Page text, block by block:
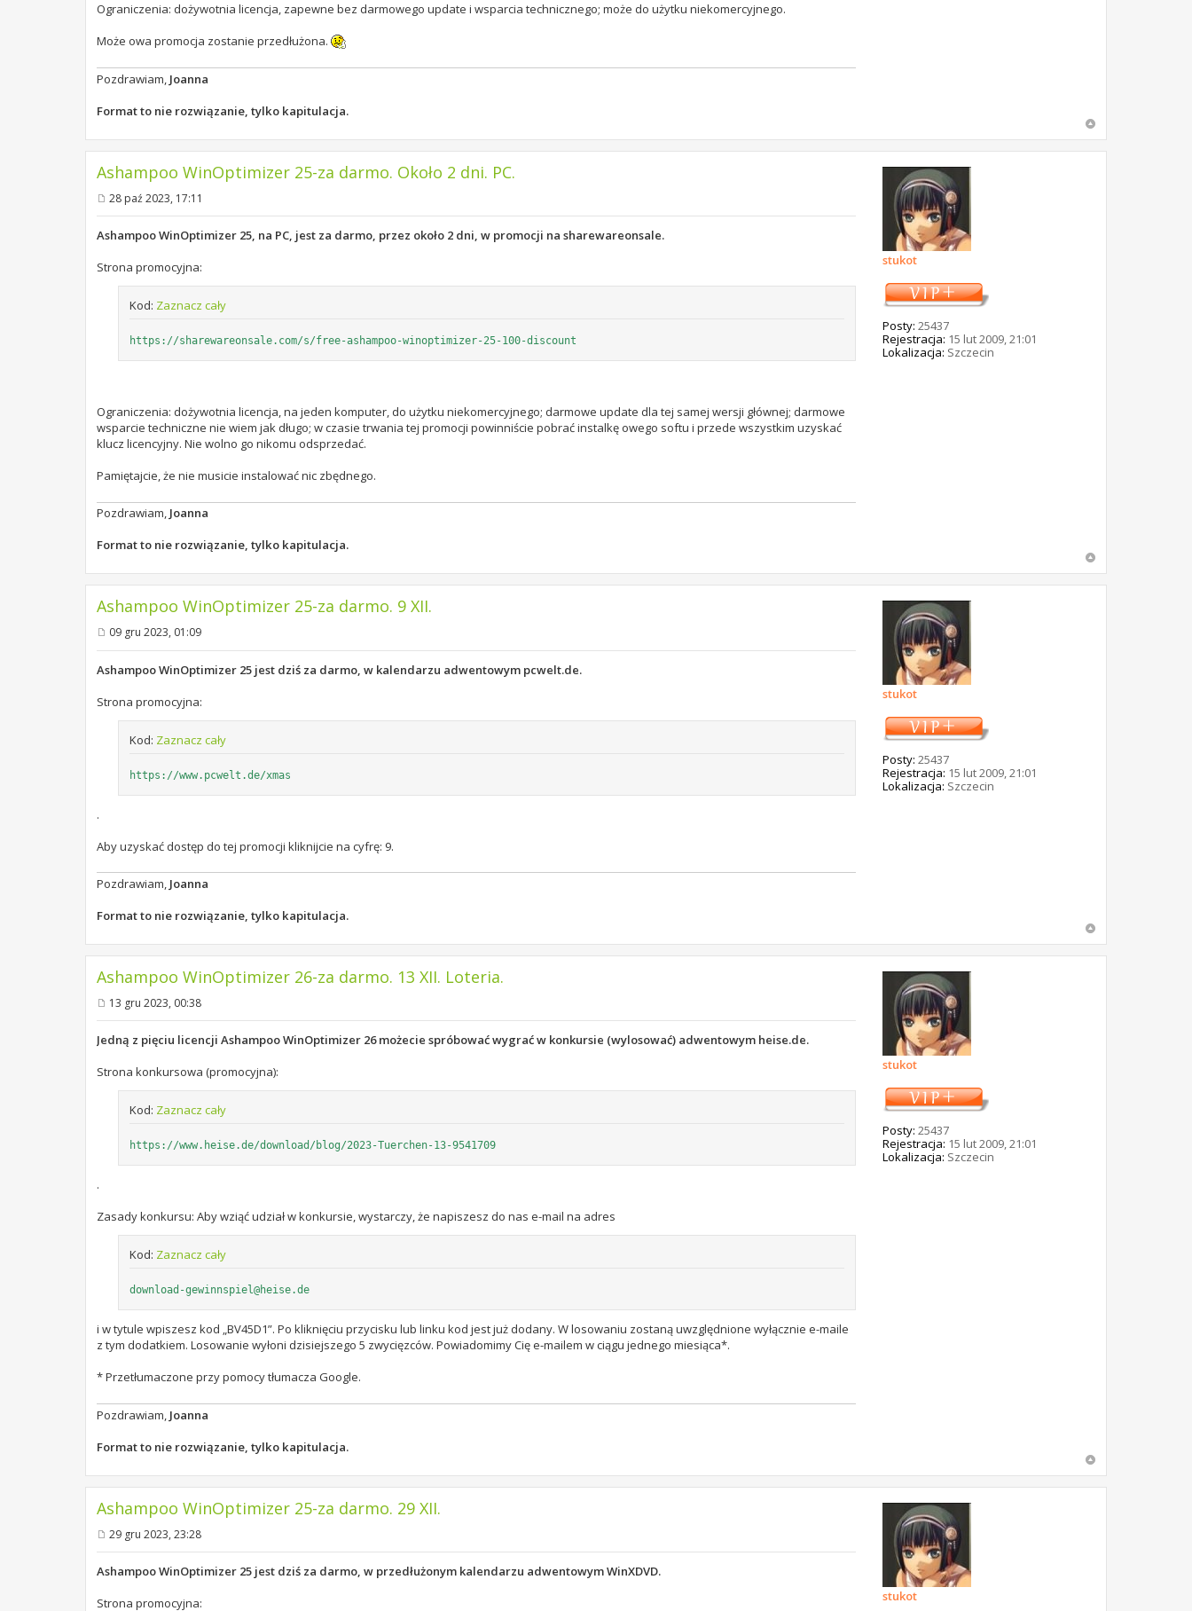
Ograniczenia: dożywotnia licencja, zapewne bez darmowego update i wsparcia technicznego; może do użytku niekomercyjnego.
Może owa promocja zostanie przedłużona.
Pozdrawiam, Joanna
Format to nie rozwiązanie, tylko kapitulacja.
stukot
Posty: 25437
Rejestracja: 15 lut 2009, 21:01
Lokalizacja: Szczecin
Ashampoo WinOptimizer 25-za darmo. Około 2 dni. PC.
o
s
28 paź 2023, 17:11
Ashampoo WinOptimizer 25, na PC, jest za darmo, przez około 2 dni, w promocji na sharewareonsale.
Strona promocyjna:
Kod: Zaznacz cały
https://sharewareonsale.com/s/free-ashampoo-winoptimizer-25-100-discount
Ograniczenia: dożywotnia licencja, na jeden komputer, do użytku niekomercyjnego; darmowe update dla tej samej wersji głównej; darmowe
wsparcie techniczne nie wiem jak długo; w czasie trwania tej promocji powinniście pobrać instalkę owego softu i przede wszystkim uzyskać
klucz licencyjny. Nie wolno go nikomu odsprzedać.
Pamiętajcie, że nie musicie instalować nic zbędnego.
Pozdrawiam, Joanna
Format to nie rozwiązanie, tylko kapitulacja.
stukot
Posty: 25437
Rejestracja: 15 lut 2009, 21:01
Lokalizacja: Szczecin
Ashampoo WinOptimizer 25-za darmo. 9 XII.
o
s
t
09 gru 2023, 01:09
Ashampoo WinOptimizer 25 jest dziś za darmo, w kalendarzu adwentowym pcwelt.de.
Strona promocyjna:
Kod: Zaznacz cały
https://www.pcwelt.de/xmas
.
Aby uzyskać dostęp do tej promocji kliknijcie na cyfrę: 9.
Pozdrawiam, Joanna
Format to nie rozwiązanie, tylko kapitulacja.
stukot
Posty: 25437
Rejestracja: 15 lut 2009, 21:01
Lokalizacja: Szczecin
Ashampoo WinOptimizer 26-za darmo. 13 XII. Loteria.
o
s
13 gru 2023, 00:38
Jedną z pięciu licencji Ashampoo WinOptimizer 26 możecie spróbować wygrać w konkursie (wylosować) adwentowym heise.de.
Strona konkursowa (promocyjna):
Kod: Zaznacz cały
https://www.heise.de/download/blog/2023-Tuerchen-13-9541709
.
Zasady konkursu: Aby wziąć udział w konkursie, wystarczy, że napiszesz do nas e-mail na adres
Kod: Zaznacz cały
download-gewinnspiel@heise.de
i w tytule wpiszesz kod „BV45D1”. Po kliknięciu przycisku lub linku kod jest już dodany. W losowaniu zostaną uwzględnione wyłącznie e-maile
z tym dodatkiem. Losowanie wyłoni dzisiejszego 5 zwycięzców. Powiadomimy Cię e-mailem w ciągu jednego miesiąca*.
* Przetłumaczone przy pomocy tłumacza Google.
Pozdrawiam, Joanna
Format to nie rozwiązanie, tylko kapitulacja.
stukot
Ashampoo WinOptimizer 25-za darmo. 29 XII.
o
s
29 gru 2023, 23:28
Ashampoo WinOptimizer 25 jest dziś za darmo, w przedłużonym kalendarzu adwentowym WinXDVD.
Strona promocyjna: